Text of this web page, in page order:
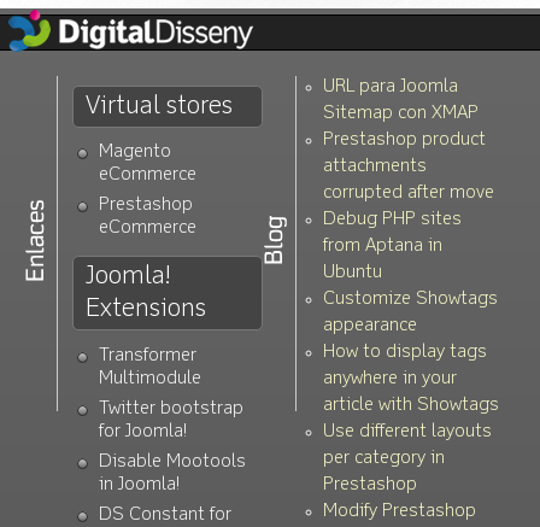
Virtual stores
Magento
eCommerce
Prestashop
eCommerce
Joomla!
Extensions
Transformer
Multimodule
Twitter bootstrap
for Joomla!
Disable Mootools
in Joomla!
DS Constant for
URL para Joomla
Sitemap con XMAP
Prestashop product
attachments
corrupted after move
Debug PHP sites
from Aptana in
Ubuntu
Customize Showtags
appearance
How to display tags
anywhere in your
article with Showtags
Use different layouts
per category in
Prestashop
Modify Prestashop